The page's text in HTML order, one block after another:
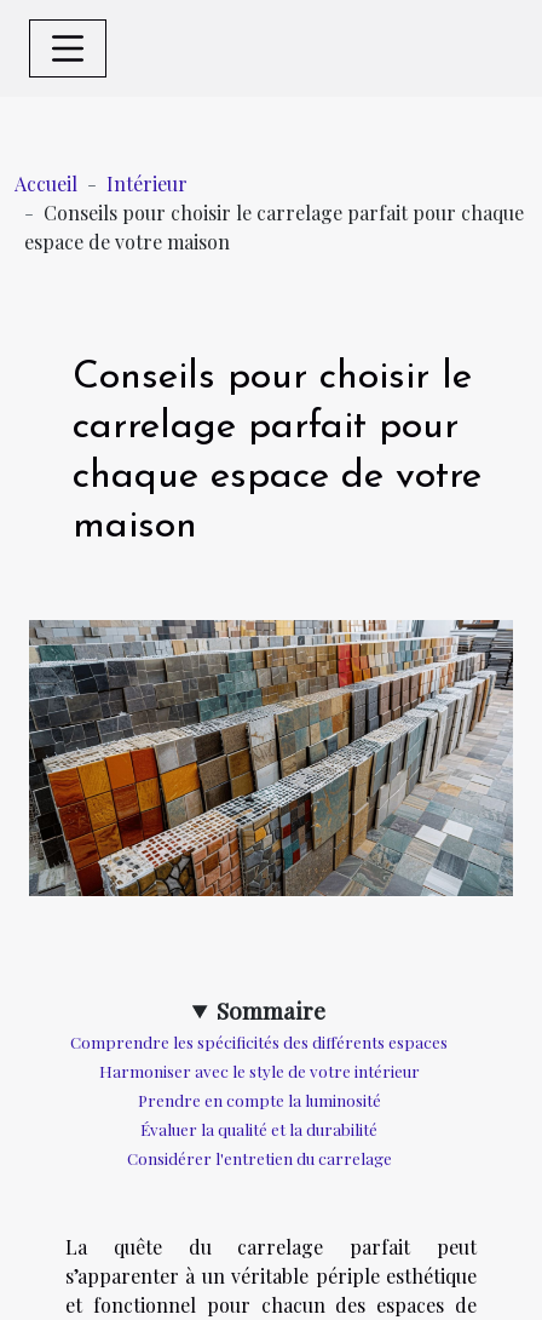
Accueil
Intérieur
Conseils pour choisir le carrelage parfait pour chaque
espace de votre maison
Conseils pour choisir le
carrelage parfait pour
chaque espace de votre
maison
Sommaire
Comprendre les spécificités des différents espaces
Harmoniser avec le style de votre intérieur
Prendre en compte la luminosité
Évaluer la qualité et la durabilité
Considérer l'entretien du carrelage
La quête du carrelage parfait peut
s’apparenter à un véritable périple esthétique
et fonctionnel pour chacun des espaces de